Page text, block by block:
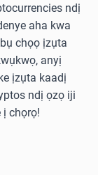
ndị
aha kwa
chọọ ịzụta
anyị
ịzụta kaadị
ndị ọzọ iji
ị chọrọ!